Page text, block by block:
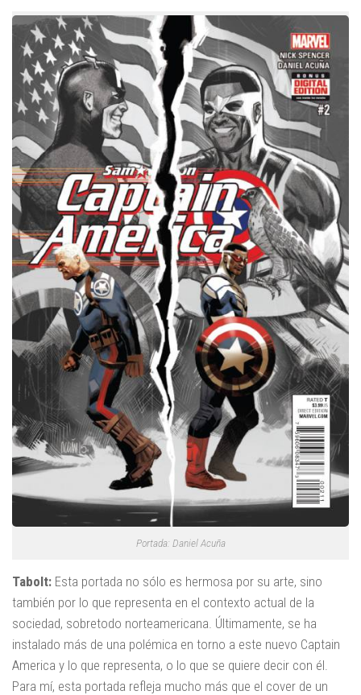
Portada: Daniel Acuña
Tabolt: Esta portada no sólo es hermosa por su arte, sino
también por lo que representa en el contexto actual de la
sociedad, sobretodo norteamericana. Últimamente, se ha
instalado más de una polémica en torno a este nuevo Captain
America y lo que representa, o lo que se quiere decir con él.
Para mí, esta portada refleja mucho más que el cover de un